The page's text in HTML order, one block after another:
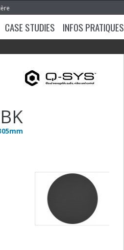
CASE STUDIES INFOS PRATIQUES